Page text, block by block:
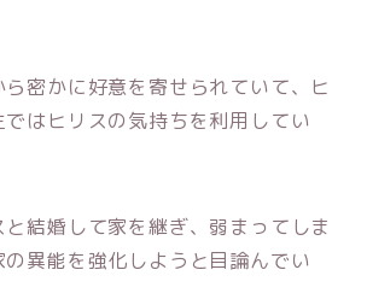
密かに好意を寄せられていて、
ヒ
ではヒリスの気持ちを利用してい
結婚して家を継ぎ、弱まってしま
の異能を強化しようと目論んでい